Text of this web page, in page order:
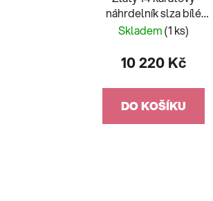
náhrdelník slza bílé
zlato s bílou říční perlou
Skladem(1 ks)
10 220 Kč
DO KOŠÍKU